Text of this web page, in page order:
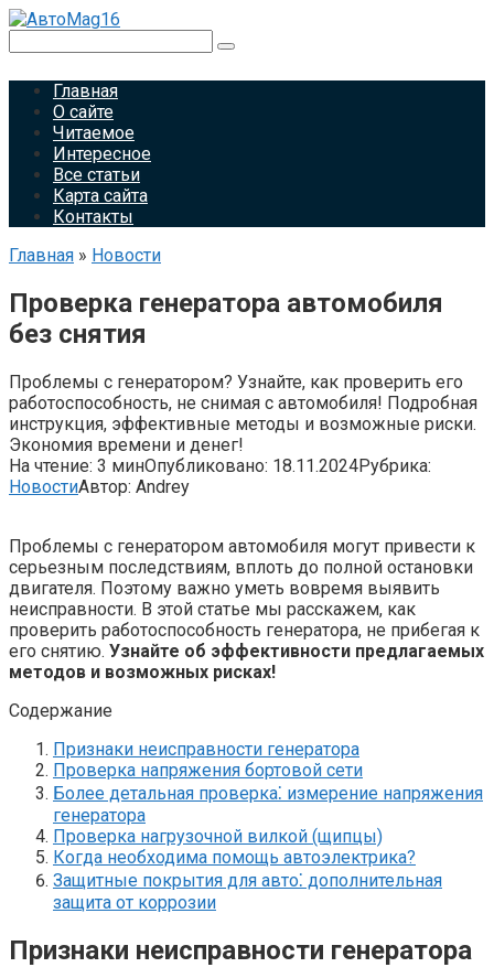
Перейти
контенту
Главная
О сайте
Читаемое
Интересное
Все статьи
Карта сайта
Контакты
Главная » Новости
Проверка генератора автомобиля
без снятия
Проблемы с генератором? Узнайте, как проверить его
работоспособность, не снимая с автомобиля! Подробная
инструкция, эффективные методы и возможные риски.
Экономия времени и денег!
На чтение: 3 минОпубликовано: 18.11.2024Рубрика:
НовостиАвтор: Andrey
Проблемы с генератором автомобиля могут привести к
серьезным последствиям, вплоть до полной остановки
двигателя. Поэтому важно уметь вовремя выявить
неисправности. В этой статье мы расскажем, как
проверить работоспособность генератора, не прибегая к
его снятию. Узнайте об эффективности предлагаемых
методов и возможных рисках!
Содержание
Признаки неисправности генератора
Проверка напряжения бортовой сети
Более детальная проверка⁚ измерение напряжения
генератора
Проверка нагрузочной вилкой (щипцы)
Когда необходима помощь автоэлектрика?
Защитные покрытия для авто⁚ дополнительная
защита от коррозии
Признаки неисправности генератора